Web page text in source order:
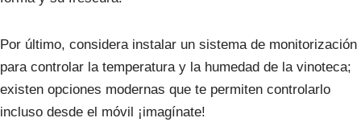
Por último, considera instalar un sistema de monitorización
para controlar la temperatura y la humedad de la vinoteca;
existen opciones modernas que te permiten controlarlo
incluso desde el móvil ¡imagínate!